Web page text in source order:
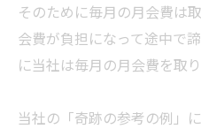
そのために毎月の月会費は
会費が負担になって途中で
に当社は毎月の月会費を取り
当社の「奇跡の参考の例」